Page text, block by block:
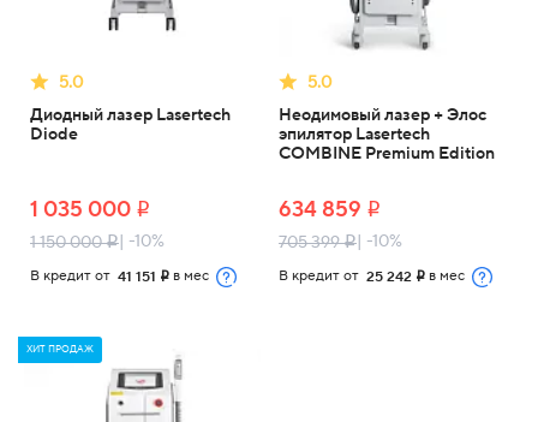
5.0
Диодный лазер Lasertech
Diode
1 035 000 i
1 150 000i| -10%
В кредит от 41 151 i в мес
5.0
Неодимовый лазер + Элос
эпилятор Lasertech
COMBINE Premium Edition
634 859 i
705 399i| -10%
В кредит от 25 242 i в мес
ХИТ ПРОДАЖ